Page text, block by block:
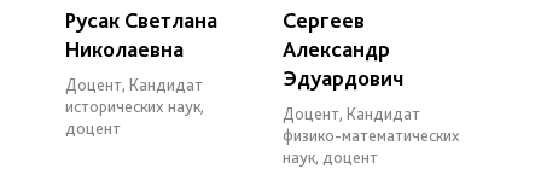
Русак Светлана
Николаевна
Доцент, Кандидат
исторических наук,
доцент
Сергеев
Александр
Эдуардович
Доцент, Кандидат
физико-математических
наук, доцент